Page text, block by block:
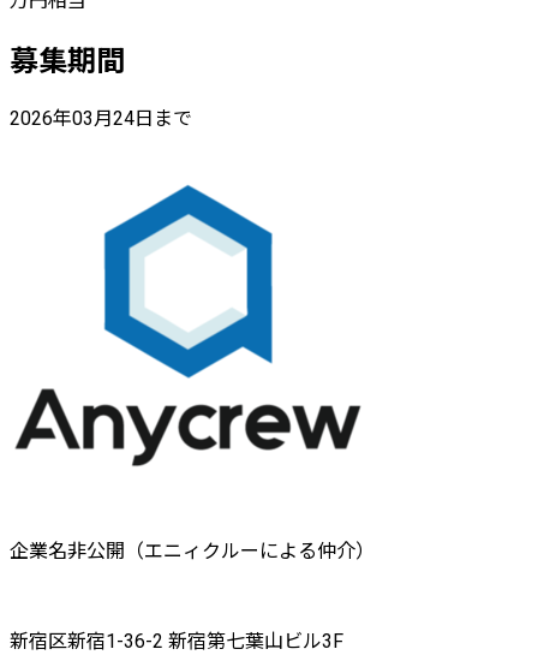
募集期間
2026年03月24日まで
企業名非公開（エニィクルーによる仲介）
新宿区新宿1-36-2 新宿第七葉山ビル3F